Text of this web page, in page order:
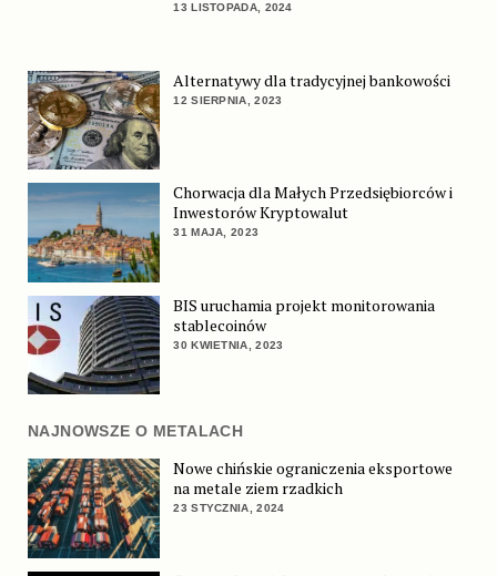
13 LISTOPADA, 2024
Alternatywy dla tradycyjnej bankowości
12 SIERPNIA, 2023
Chorwacja dla Małych Przedsiębiorców i
Inwestorów Kryptowalut
31 MAJA, 2023
BIS uruchamia projekt monitorowania
stablecoinów
30 KWIETNIA, 2023
NAJNOWSZE O METALACH
Nowe chińskie ograniczenia eksportowe
na metale ziem rzadkich
23 STYCZNIA, 2024